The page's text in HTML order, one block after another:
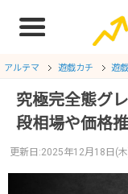
アルテマ 遊戯カチ 遊
究極完全態グ
段相場や価格
更新日:2025年12月18日(